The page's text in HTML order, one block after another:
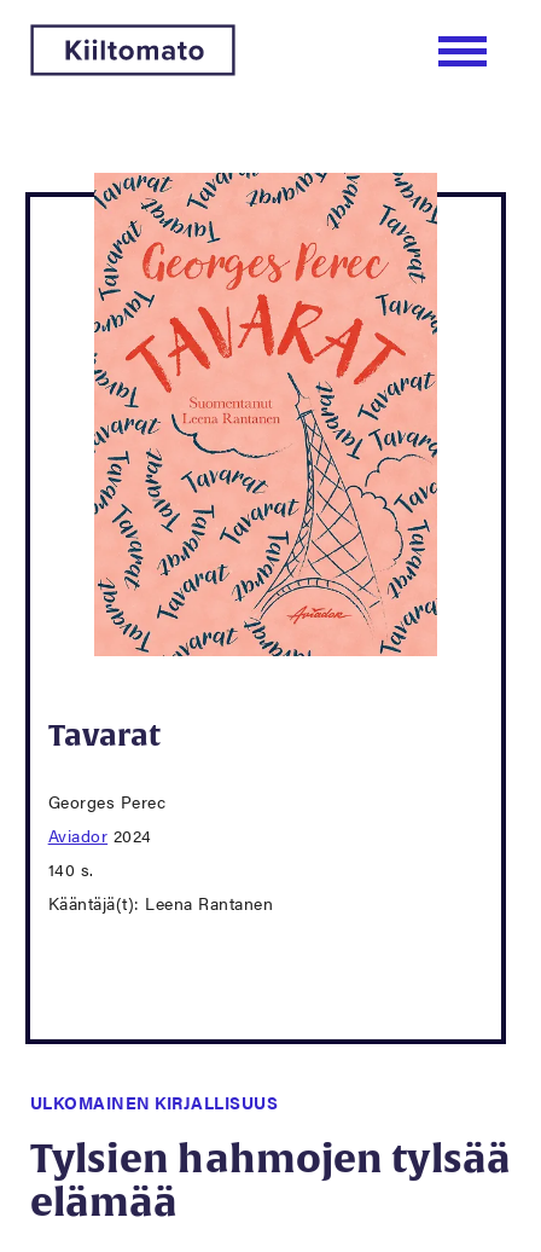
Tavarat
Georges Perec
Aviador 2024
140 s.
Kääntäjä(t): Leena Rantanen
ULKOMAINEN KIRJALLISUUS
Tylsien hahmojen tylsää
elämää